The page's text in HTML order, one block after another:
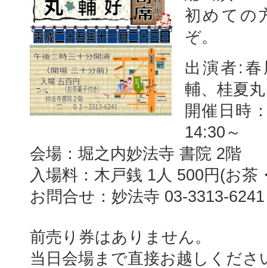
初めての
ぞ。
出演者:春
輔、桂夏丸
開催日時
14:30～
会場：堀之内妙法寺 書院 2階
入場料：木戸銭 1人 500円(お茶
お問合せ：妙法寺 03-3313-6241
前売り券はありません。
当日会場まで直接お越しくださ